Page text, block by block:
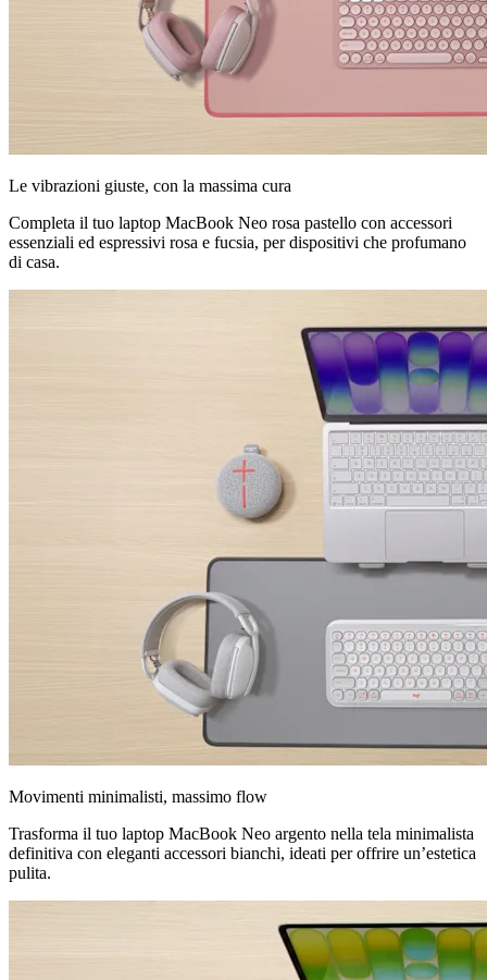
Le vibrazioni giuste, con la massima cura
Completa il tuo laptop MacBook Neo rosa pastello con accessori
essenziali ed espressivi rosa e fucsia, per dispositivi che profumano
di casa.
Movimenti minimalisti, massimo flow
Trasforma il tuo laptop MacBook Neo argento nella tela minimalista
definitiva con eleganti accessori bianchi, ideati per offrire un’estetica
pulita.